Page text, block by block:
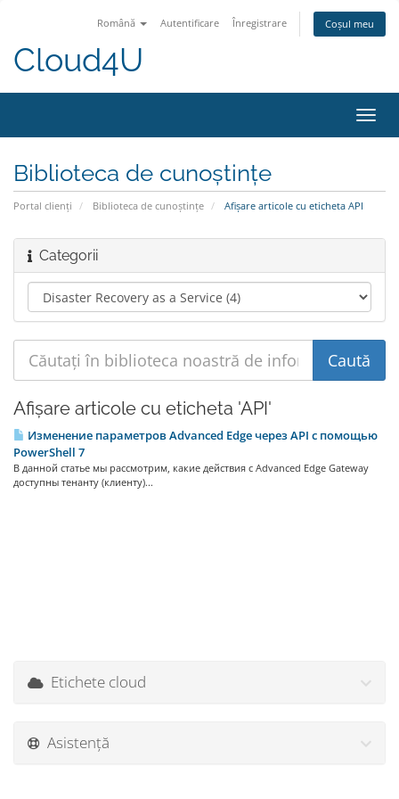
Română Autentificare Înregistrare Coșul meu
Cloud4U
Biblioteca de cunoștințe
Portal clienți Biblioteca de cunoștințe Afișare articole cu eticheta API
Categorii
Afișare articole cu eticheta 'API'
Изменение параметров Advanced Edge через API с помощью
PowerShell 7
В данной статье мы рассмотрим, какие действия с Advanced Edge Gateway
доступны тенанту (клиенту)...
Etichete cloud
Asistență